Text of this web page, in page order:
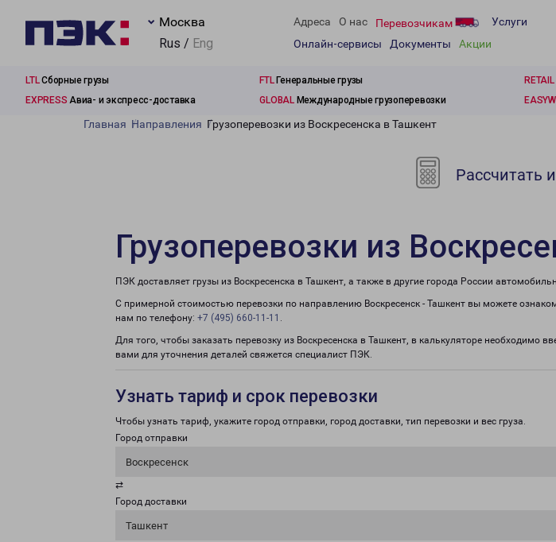
Москва
Rus / Eng
Адреса О нас Перевозчикам
Услуги
Онлайн-сервисы
Документы Акции
LTLСборные грузы FTLГенеральные грузы RETAIL
EXPRESS Авиа- и экспресс-доставка GLOBALМеждународные грузоперевозки
Главная Направления Грузоперевозки из Воскресенска в Ташкент
Рассчитать
Грузоперевозки из
ПЭК доставляет грузы из Воскресенска в Ташкент, а также в другие города России
С примерной стоимостью перевозки по направлению Воскресенск - Ташкент вы можете
нам по телефону: +7 (495) 660-11-11 .
Для того, чтобы заказать перевозку из Воскресенска в Ташкент, в калькуляторе необходимо
вами для уточнения деталей свяжется специалист ПЭК.
Узнать тариф и срок перевозки
Чтобы узнать тариф, укажите город отправки, город доставки, тип перевозки и вес груза.
Город отправки
Воскресенск
⇄
Город доставки
Ташкент